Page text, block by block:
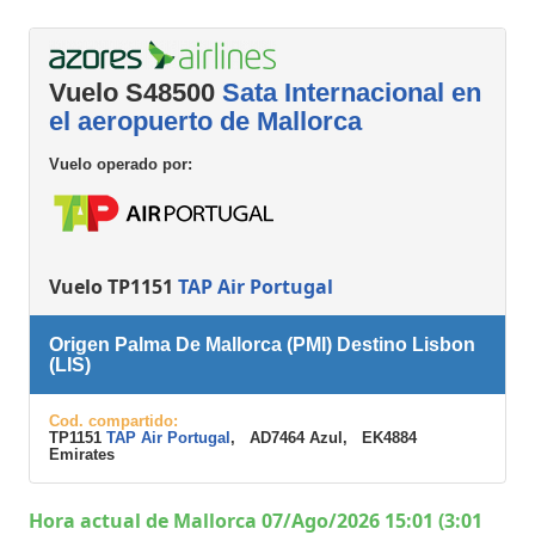
Vuelo S48500 Sata Internacional en
el aeropuerto de Mallorca
Vuelo operado por:
Vuelo TP1151 TAP Air Portugal
Origen Palma De Mallorca (PMI) Destino Lisbon
(LIS)
Cod. compartido:
TP1151 TAP Air Portugal, AD7464 Azul, EK4884
Emirates
Hora actual de Mallorca 07/Ago/2026 15:01 (3:01